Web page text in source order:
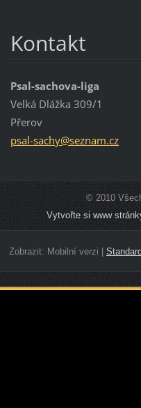
Kontakt
Psal-sachova-liga
Velká Dlážka 309/1
Přerov
psal-sachy@seznam.cz
© 2010
Vytvořte si www
Zobrazit: Mobilní verzi